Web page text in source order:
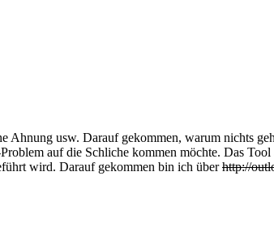
Ahnung usw. Darauf gekommen, warum nichts
auf die Schliche kommen möchte. Das Tool
wird. Darauf gekommen bin ich überhttp://